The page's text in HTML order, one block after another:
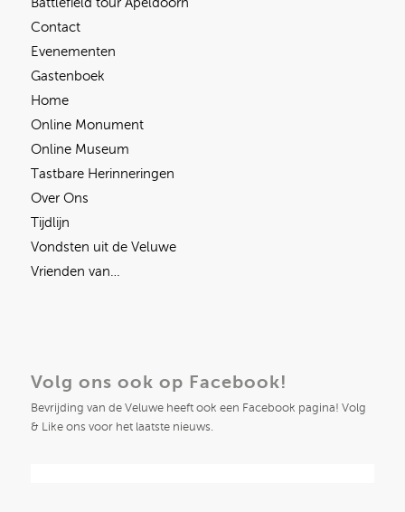
Contact
Evenementen
Gastenboek
Home
Online Monument
Online Museum
Tastbare Herinneringen
Over Ons
Tijdlijn
Vondsten uit de Veluwe
Vrienden van…
Volg ons ook op Facebook!
Bevrijding van de Veluwe heeft ook een Facebook pagina! Volg
& Like ons voor het laatste nieuws.